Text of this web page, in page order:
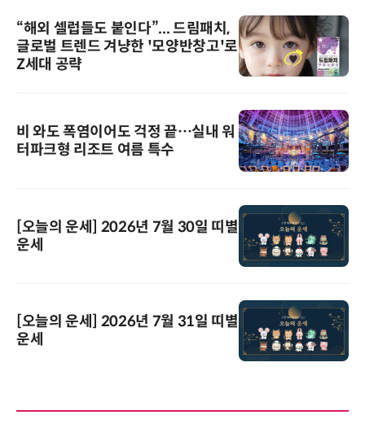
“해외 셀럽들도 붙인다”... 드림패치,
글로벌 트렌드 겨냥한 '모양반창고'로
Z세대 공략
비 와도 폭염이어도 걱정 끝…실내 워
터파크형 리조트 여름 특수
[오늘의 운세] 2026년 7월 30일 띠별
운세
[오늘의 운세] 2026년 7월 31일 띠별
운세